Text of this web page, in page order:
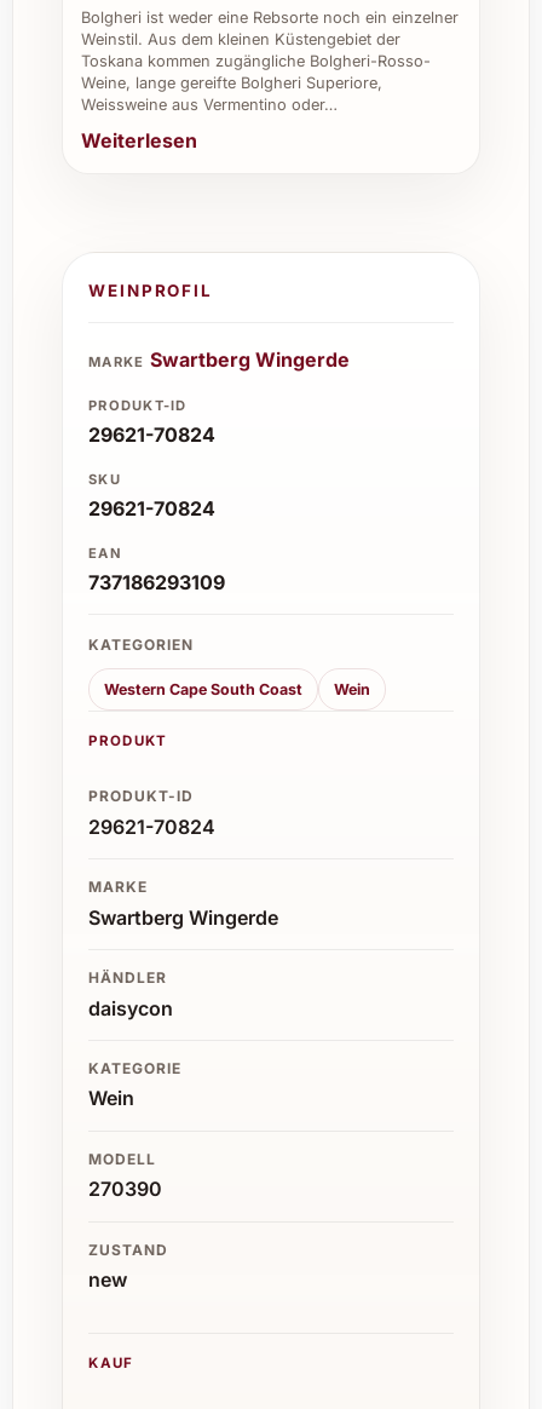
Bolgheri ist weder eine Rebsorte noch ein einzelner
Weinstil. Aus dem kleinen Küstengebiet der
Toskana kommen zugängliche Bolgheri-Rosso-
Weine, lange gereifte Bolgheri Superiore,
Weissweine aus Vermentino oder…
Weiterlesen
WEINPROFIL
MARKE Swartberg Wingerde
PRODUKT-ID
29621-70824
SKU
29621-70824
EAN
737186293109
KATEGORIEN
Western Cape South Coast Wein
PRODUKT
PRODUKT-ID
29621-70824
MARKE
Swartberg Wingerde
HÄNDLER
daisycon
KATEGORIE
Wein
MODELL
270390
ZUSTAND
new
KAUF